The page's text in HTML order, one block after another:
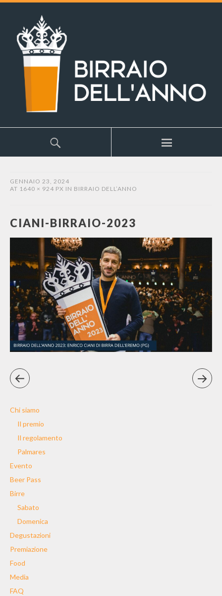
GENNAIO 23, 2024
AT 1640 × 924 PX IN BIRRAIO DELL’ANNO
CIANI-BIRRAIO-2023
Chi siamo
Il premio
Il regolamento
Palmares
Evento
Beer Pass
Birre
Sabato
Domenica
Degustazioni
Premiazione
Food
Media
FAQ